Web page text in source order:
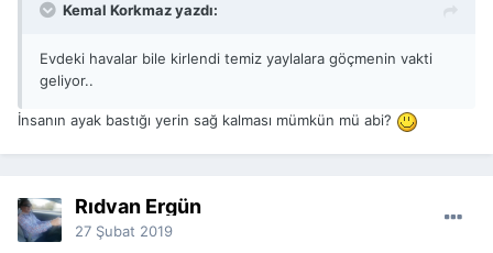
Kemal Korkmaz yazdı:
Evdeki havalar bile kirlendi temiz yaylalara göçmenin vakti
geliyor..
İnsanın ayak bastığı yerin sağ kalması mümkün mü abi?
Rıdvan Ergün
27 Şubat 2019